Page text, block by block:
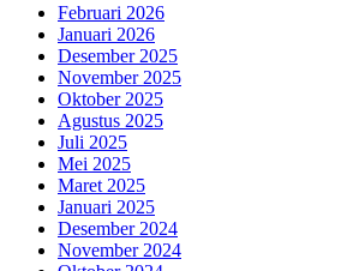
Februari 2026
Januari 2026
Desember 2025
November 2025
Oktober 2025
Agustus 2025
Juli 2025
Mei 2025
Maret 2025
Januari 2025
Desember 2024
November 2024